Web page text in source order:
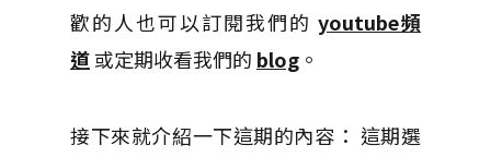
歡的人也可以訂閱我們的 youtube頻
道或定期收看我們的 blog 。
接下來就介紹一下這期的內容： 這期選